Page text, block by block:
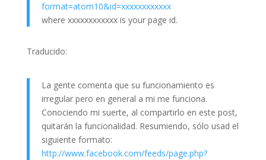
format=atom10&id=xxxxxxxxxxxx
where xxxxxxxxxxxx is your page id.
Traducido:
La gente comenta que su funcionamiento es
irregular pero en general a mi me funciona.
Conociendo mi suerte, al compartirlo en este post,
quitarán la funcionalidad. Resumiendo, sólo usad el
siguiente formato:
http://www.facebook.com/feeds/page.php?